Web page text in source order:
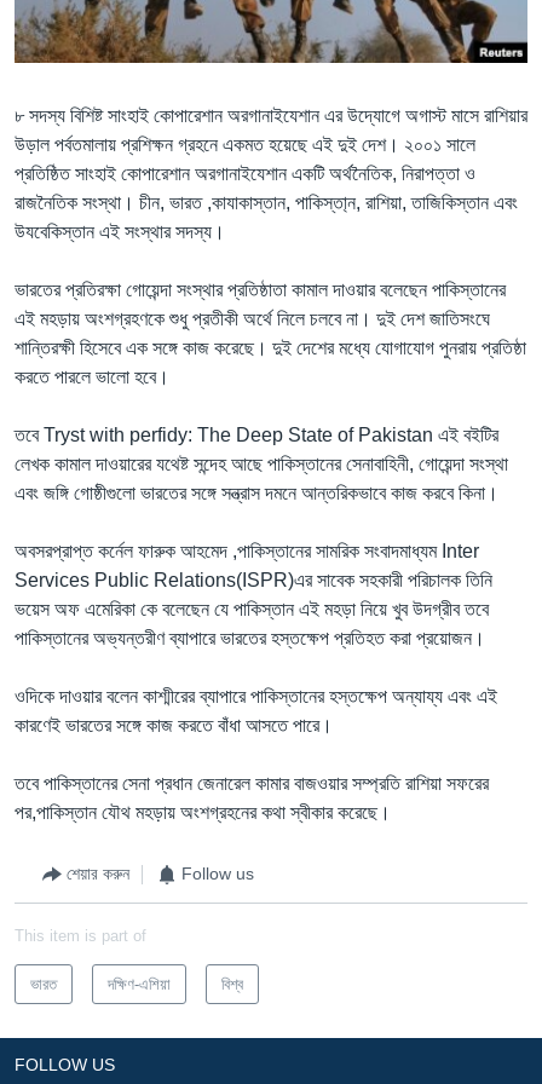
Learning English
FOLLOW US
অন্য ভাষায় ওয়েব সাইট
৮ সদস্য বিশিষ্ট সাংহাই কোপারেশান অরগানাইযেশান এর উদ্যোগে অগাস্ট মাসে রাশিয়ার
উড়াল পর্বতমালায় প্রশিক্ষন গ্রহনে একমত হয়েছে এই দুই দেশ। ২০০১ সালে
প্রতিষ্ঠিত সাংহাই কোপারেশান অরগানাইযেশান একটি অর্থনৈতিক, নিরাপত্তা ও
রাজনৈতিক সংস্থা। চীন, ভারত ,কাযাকাস্তান, পাকিস্তা্‌ন, রাশিয়া, তাজিকিস্তান এবং
উযবেকিস্তান এই সংস্থার সদস্য।
ভারতের প্রতিরক্ষা গোয়েন্দা সংস্থার প্রতিষ্ঠাতা কামাল দাওয়ার বলেছেন পাকিস্তানের
এই মহড়ায় অংশগ্রহণকে শুধু প্রতীকী অর্থে নিলে চলবে না। দুই দেশ জাতিসংঘে
শান্তিরক্ষী হিসেবে এক সঙ্গে কাজ করেছে। দুই দেশের মধ্যে যোগাযোগ পুনরায় প্রতিষ্ঠা
করতে পারলে ভালো হবে।
তবে Tryst with perfidy: The Deep State of Pakistan এই বইটির
লেখক কামাল দাওয়ারের যথেষ্ট সন্দেহ আছে পাকিস্তানের সেনাবাহিনী, গোয়েন্দা সংস্থা
এবং জঙ্গি গোষ্ঠীগুলো ভারতের সঙ্গে সন্ত্রাস দমনে আন্তরিকভাবে কাজ করবে কিনা।
অবসরপ্রাপ্ত কর্নেল ফারুক আহমেদ ,পাকিস্তানের সামরিক সংবাদমাধ্যম Inter
Services Public Relations(ISPR)এর সাবেক সহকারী পরিচালক তিনি
ভয়েস অফ এমেরিকা কে বলেছেন যে পাকিস্তান এই মহড়া নিয়ে খুব উদগ্রীব তবে
পাকিস্তানের অভ্যন্তরীণ ব্যাপারে ভারতের হস্তক্ষেপ প্রতিহত করা প্রয়োজন।
ওদিকে দাওয়ার বলেন কাশ্মীরের ব্যাপারে পাকিস্তানের হস্তক্ষেপ অন্যায্য এবং এই
কারণেই ভারতের সঙ্গে কাজ করতে বাঁধা আসতে পারে।
তবে পাকিস্তানের সেনা প্রধান জেনারেল কামার বাজওয়ার সম্প্রতি রাশিয়া সফরের
পর,পাকিস্তান যৌথ মহড়ায় অংশগ্রহনের কথা স্বীকার করেছে।
শেয়ার করুন Follow us
This item is part of
ভারত দক্ষিণ-এশিয়া বিশ্ব
FOLLOW US